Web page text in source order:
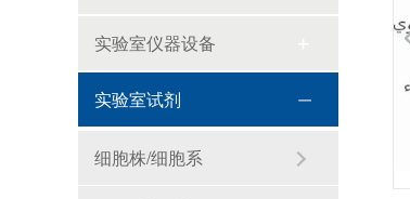
实验室仪器设备
实验室试剂
细胞株/细胞系